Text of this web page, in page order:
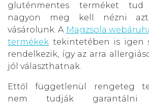
gluténmentes terméket
nagyon meg kell nézni
vásárolunk. A Magzsola
termékek tekintetében is igen
rendelkezik, így az arra
jól választhatnak.
Ettől függetlenül rengeteg
nem tudják